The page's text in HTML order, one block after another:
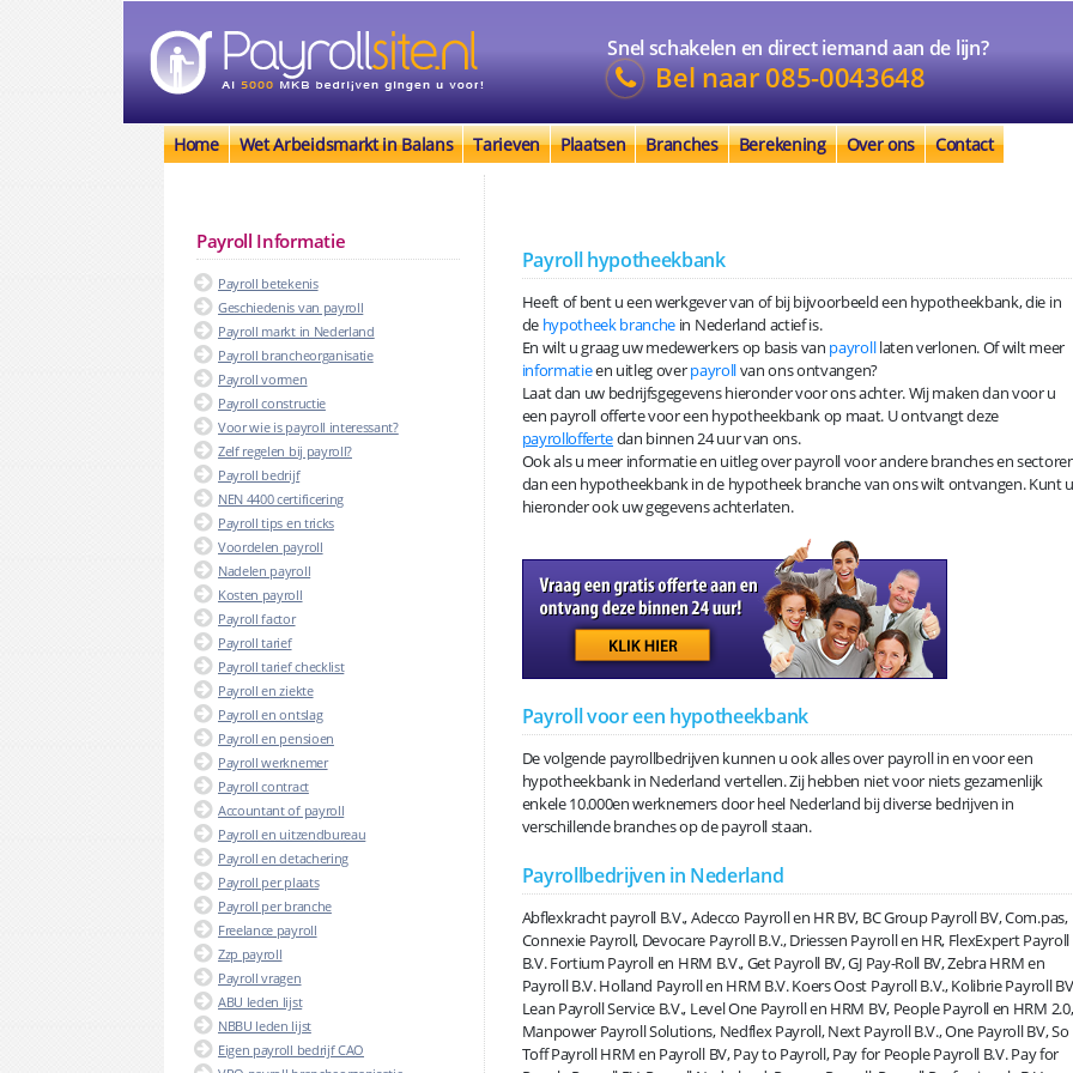
Snel schakelen en direct iemand aan de lijn?
Bel naar085-0043648
Home Wet Arbeidsmarkt in Balans Tarieven Plaatsen Branches Berekening Over ons Contact
Payroll Informatie
Payroll betekenis
Geschiedenis van payroll
Payroll markt in Nederland
Payroll brancheorganisatie
Payroll vormen
Payroll constructie
Voor wie is payroll interessant?
Zelf regelen bij payroll?
Payroll bedrijf
NEN 4400 certificering
Payroll tips en tricks
Voordelen payroll
Nadelen payroll
Kosten payroll
Payroll factor
Payroll tarief
Payroll tarief checklist
Payroll en ziekte
Payroll en ontslag
Payroll en pensioen
Payroll werknemer
Payroll contract
Accountant of payroll
Payroll en uitzendbureau
Payroll en detachering
Payroll per plaats
Payroll per branche
Freelance payroll
Zzp payroll
Payroll vragen
ABU leden lijst
NBBU leden lijst
Eigen payroll bedrijf CAO
Payroll hypotheekbank
Heeft of bent u een werkgever van of bij bijvoorbeeld een hypotheekbank, die in
de hypotheek branche in Nederland actief is.
En wilt u graag uw medewerkers op basis van payrolllaten verlonen. Of wilt meer
informatieen uitleg overpayrollvan ons ontvangen?
Laat dan uw bedrijfsgegevens hieronder voor ons achter. Wij maken dan voor u
een payroll offerte voor een hypotheekbank op maat. U ontvangt deze
payrolloffertedan binnen 24 uur van ons.
Ook als u meer informatie en uitleg over payroll voor andere branches en
dan een hypotheekbank in de hypotheek branche van ons wilt ontvangen. Kunt
hieronder ook uw gegevens achterlaten.
Payroll voor een hypotheekbank
De volgende payrollbedrijven kunnen u ook alles over payroll in en voor een
hypotheekbank in Nederland vertellen. Zij hebben niet voor niets gezamenlijk
enkele 10.000en werknemers door heel Nederland bij diverse bedrijven in
verschillende branches op de payroll staan.
Payrollbedrijven in Nederland
Abflexkracht payroll B.V., Adecco Payroll en HR BV, BC Group Payroll BV, Com.pas,
Connexie Payroll, Devocare Payroll B.V., Driessen Payroll en HR, FlexExpert Payroll
B.V. Fortium Payroll en HRM B.V., Get Payroll BV, GJ Pay-Roll BV, Zebra HRM en
Payroll B.V. Holland Payroll en HRM B.V. Koers Oost Payroll B.V., Kolibrie Payroll
Lean Payroll Service B.V., Level One Payroll en HRM BV, People Payroll en HRM 2.0,
Manpower Payroll Solutions, Nedflex Payroll, Next Payroll B.V., One Payroll BV, So
Toff Payroll HRM en Payroll BV, Pay to Payroll, Pay for People Payroll B.V. Pay for